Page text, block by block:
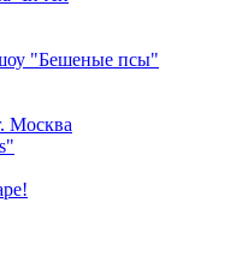
"Бешеные псы"
Москва